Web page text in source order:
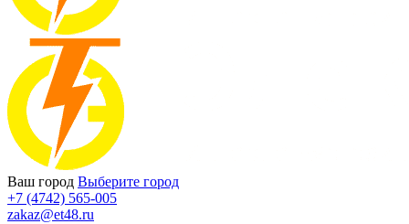
Ваш город Выберите город
+7 (4742) 565-005
zakaz@et48.ru